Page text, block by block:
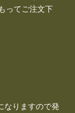
ってご注文下
なりますので発